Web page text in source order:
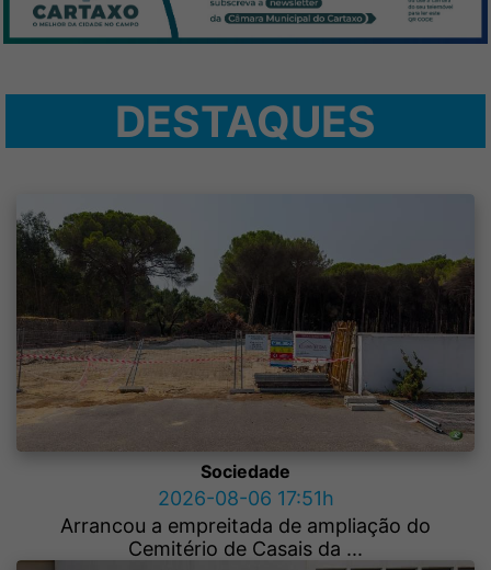
DESTAQUES
Sociedade
2026-08-06 17:51h
Arrancou a empreitada de ampliação do
Cemitério de Casais da ...